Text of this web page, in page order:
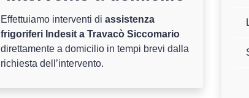
Effettuiamo interventi di assistenza
frigoriferi Indesit a Travacò Siccomario
direttamente a domicilio in tempi brevi dalla
richiesta dell’intervento.